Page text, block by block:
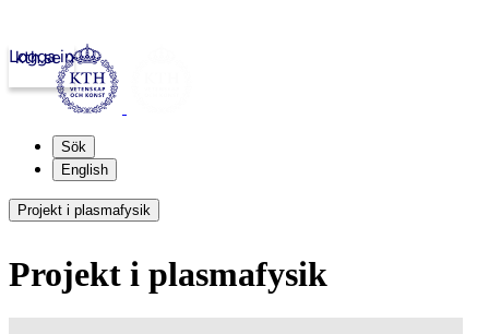
kth.se
Logga in
Sök
English
Projekt i plasmafysik
Projekt i plasmafysik